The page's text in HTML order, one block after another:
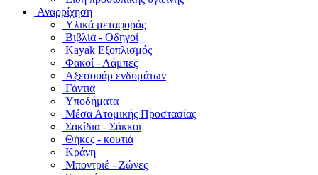
Αναρρίχηση
Υλικά μεταφοράς
Βιβλία - Οδηγοί
Kayak Εξοπλισμός
Φακοί - Λάμπες
Αξεσουάρ ενδυμάτων
Γάντια
Υποδήματα
Μέσα Ατομικής Προστασίας
Σακίδια - Σάκκοι
Θήκες - κουτιά
Κράνη
Μποντριέ - Ζώνες